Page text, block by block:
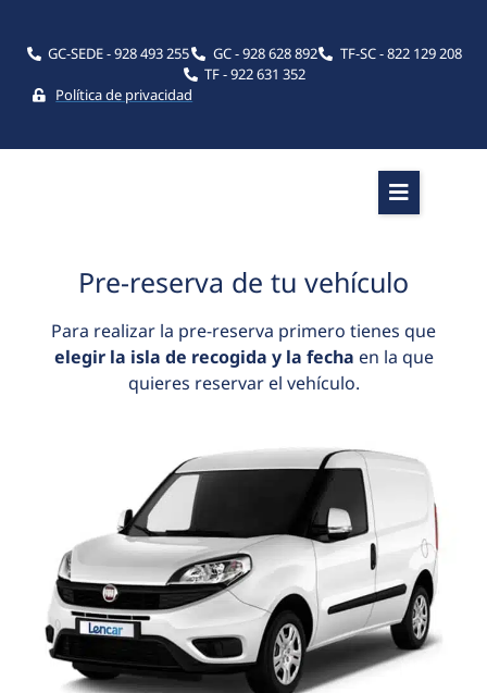
GC-SEDE - 928 493 255 GC - 928 628 892
TF-SC - 822 129 208
TF - 922 631 352
Política de privacidad
Pre-reserva de tu vehículo
Para realizar la pre-reserva primero tienes que
elegir la isla de recogida y la fecha en la que
quieres reservar el vehículo.